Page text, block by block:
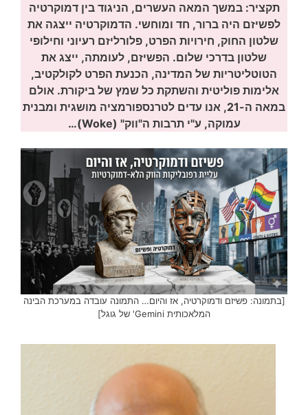
תקציר: במשך המאה העשרים, הניגוד בין דמוקרטיה
לפשיזם היה ברור, חד ומוחשי. הדמוקרטיה ייצגה את
שלטון החוק, חירויות הפרט, פלורליזם רעיוני וחילופי
שלטון בדרכי שלום. הפשיזם, לעומתה, ייצג את
הטוטליטריות של המדינה, הכנעת הפרט לקולקטיב,
אלימות פוליטית והשתקת כל שמץ של ביקורת. אולם
במאה ה-21, אנו עדים לטרנספורמציה מושגית ומבנית
עמוקה, ע"י תרבות ה"ווק" (Woke)…
[בתמונה: פשיזם ודמוקרטיה, אז והיום… התמונה עובדה במערכת הבינה
המלאכותית Gemini' של גוגל]